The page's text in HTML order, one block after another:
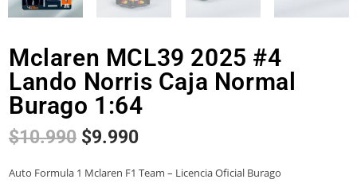
Mclaren MCL39 2025 #4
Lando Norris Caja Normal
Burago 1:64
$10.990 $9.990
Auto Formula 1 Mclaren F1 Team – Licencia Oficial Burago